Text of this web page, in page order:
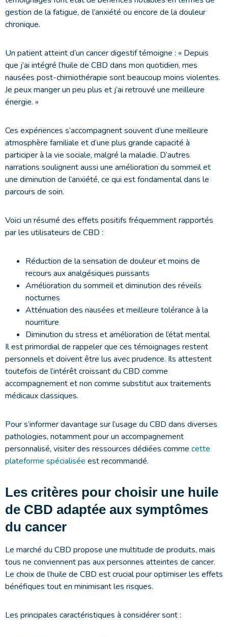
gestion de la fatigue, de l’anxiété ou encore de la douleur
chronique.
Un patient atteint d’un cancer digestif témoigne : « Depuis
que j’ai intégré l’huile de CBD dans mon quotidien, mes
nausées post-chimiothérapie sont beaucoup moins violentes.
Je peux manger un peu plus et j’ai retrouvé une meilleure
énergie. »
Ces expériences s’accompagnent souvent d’une meilleure
atmosphère familiale et d’une plus grande capacité à
participer à la vie sociale, malgré la maladie. D’autres
narrations soulignent aussi une amélioration du sommeil et
une diminution de l’anxiété, ce qui est fondamental dans le
parcours de soin.
Voici un résumé des effets positifs fréquemment rapportés
par les utilisateurs de CBD :
Réduction de la sensation de douleur et moins de
recours aux analgésiques puissants
Amélioration du sommeil et diminution des réveils
nocturnes
Atténuation des nausées et meilleure tolérance à la
nourriture
Diminution du stress et amélioration de l’état mental
Il est primordial de rappeler que ces témoignages restent
personnels et doivent être lus avec prudence. Ils attestent
toutefois de l’intérêt croissant du CBD comme
accompagnement et non comme substitut aux traitements
médicaux classiques.
Pour s’informer davantage sur l’usage du CBD dans diverses
pathologies, notamment pour un accompagnement
personnalisé, visiter des ressources dédiées comme cette
plateforme spécialisée est recommandé.
Les critères pour choisir une huile
de CBD adaptée aux symptômes
du cancer
Le marché du CBD propose une multitude de produits, mais
tous ne conviennent pas aux personnes atteintes de cancer.
Le choix de l’huile de CBD est crucial pour optimiser les effets
bénéfiques tout en minimisant les risques.
Les principales caractéristiques à considérer sont :